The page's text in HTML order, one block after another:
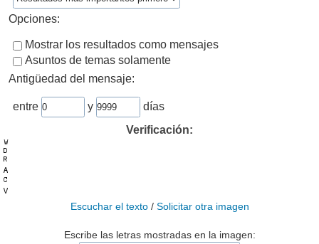
Opciones:
Mostrar los resultados como mensajes
Asuntos de temas solamente
Antigüedad del mensaje:
entre y
días
Verificación:
Escuchar el texto/ Solicitar otra imagen
Escribe las letras mostradas en la imagen: